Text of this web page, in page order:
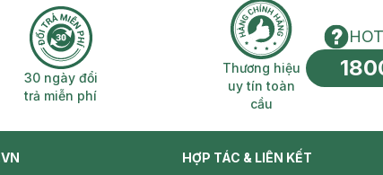
30 ngày đổi trả miễn phí
30 ngày đổi
trả miễn phí
Thương hiệu uy
Thương hiệu
uy tín toàn
cầu
HỢP TÁC & LIÊN KẾT